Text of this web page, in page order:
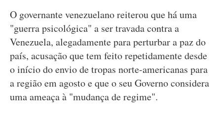
O governante venezuelano reiterou que há uma
"guerra psicológica" a ser travada contra a
Venezuela, alegadamente para perturbar a paz do
país, acusação que tem feito repetidamente desde
o início do envio de tropas norte-americanas para
a região em agosto e que o seu Governo considera
uma ameaça à "mudança de regime".